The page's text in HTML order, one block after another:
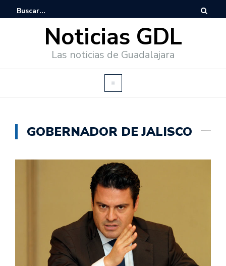
Noticias GDL
Las noticias de Guadalajara
GOBERNADOR DE JALISCO